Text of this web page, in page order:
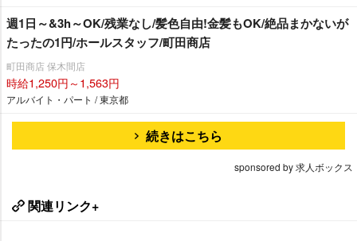
週1日～&3h～OK/残業なし/髪色自由!金髪もOK/絶品まかないが
たったの1円/ホールスタッフ/町田商店
町田商店 保木間店
時給1,250円～1,563円
アルバイト・パート / 東京都
続きはこちら
sponsored by 求人ボックス
関連リンク+